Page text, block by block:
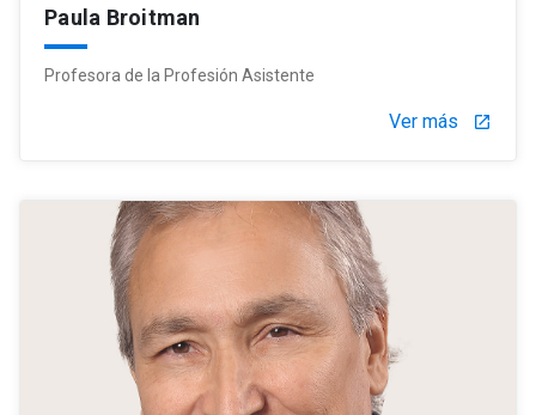
Paula Broitman
Profesora de la Profesión Asistente
Ver más launch